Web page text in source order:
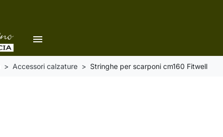
menu
Accessori calzature Stringhe per scarponi cm160 Fitwell